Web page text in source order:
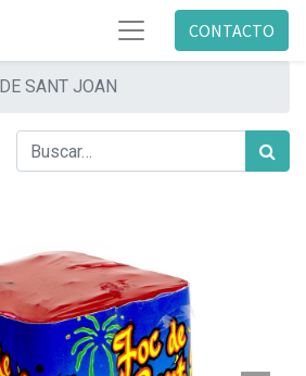
CONTACTO
SANT JOAN